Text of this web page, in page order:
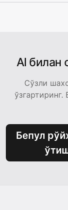
AI билан
Сўзли
ўзгартиринг.
Бепул